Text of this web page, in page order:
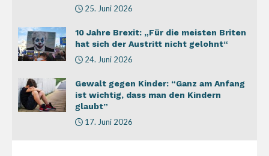
25. Juni 2026
10 Jahre Brexit: „Für die meisten Briten
hat sich der Austritt nicht gelohnt“
24. Juni 2026
Gewalt gegen Kinder: “Ganz am Anfang
ist wichtig, dass man den Kindern
glaubt”
17. Juni 2026